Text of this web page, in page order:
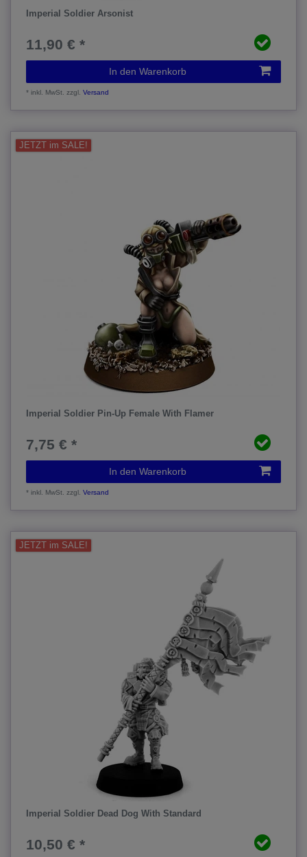
Imperial Soldier Arsonist
11,90 € *
In den Warenkorb
*inkl. MwSt. zzgl.Versand
JETZT im SALE!
Imperial Soldier Pin-Up Female With Flamer
7,75 € *
In den Warenkorb
*inkl. MwSt. zzgl.Versand
JETZT im SALE!
Imperial Soldier Dead Dog With Standard
10,50 € *